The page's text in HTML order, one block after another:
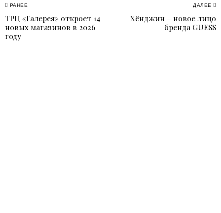
Навигация
по
записям
РАНЕЕ
Previous
post:
ТРЦ «Галерея» откроет 14
новых магазинов в 2026
году
ДАЛЕЕ
Хёнджин – новое лицо
бренда GUESS